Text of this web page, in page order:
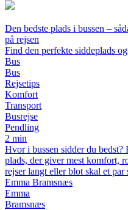
Den bedste plads i bussen –
på rejsen
Find den perfekte siddeplads
Bus
Bus
Rejsetips
Komfort
Transport
Busrejse
Pendling
2 min
Hvor i bussen sidder du
plads, der giver mest komfort,
rejser langt eller blot skal et par
Emma Bramsnæs
Emma
Bramsnæs